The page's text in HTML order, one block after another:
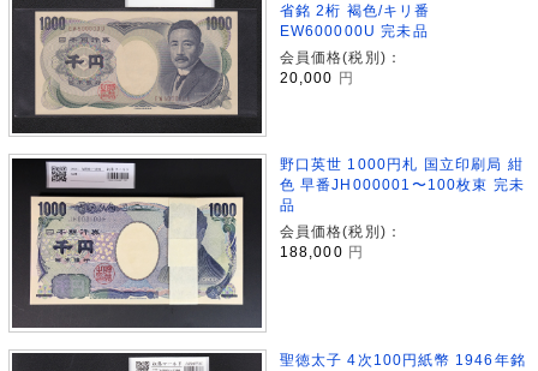
省銘 2桁 褐色/キリ番
EW600000U 完未品
会員価格(税別)：
20,000 円
野口英世 1000円札 国立印刷局 紺
色 早番JH000001〜100枚束 完未
品
会員価格(税別)：
188,000 円
聖徳太子 4次100円紙幣 1946年銘